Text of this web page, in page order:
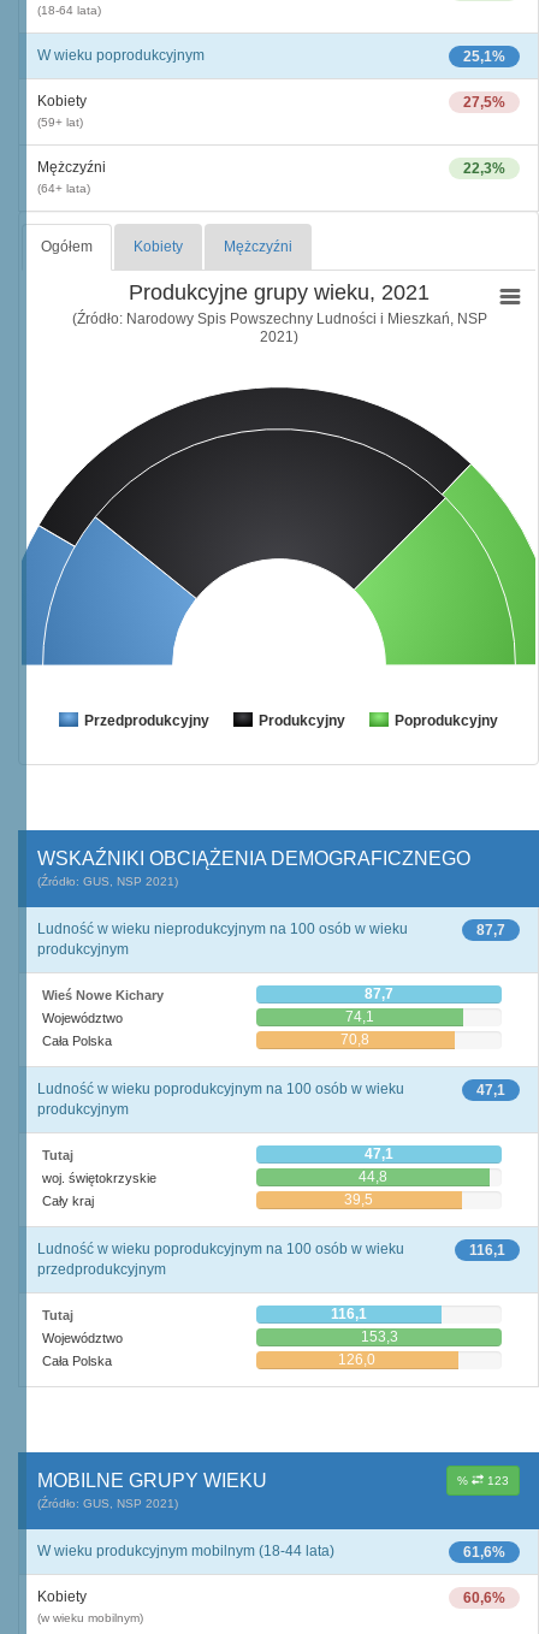
(18-64 lata)
25,1%
W wieku poprodukcyjnym
27,5%
Kobiety
(59+ lat)
22,3%
Mężczyźni
(64+ lata)
Ogółem Kobiety Mężczyźni
Produkcyjne grupy wieku, 2021
(Źródło: Narodowy Spis Powszechny Ludności i Mieszkań, NSP
2021)
Przedprodukcyjny Produkcyjny Poprodukcyjny
WSKAŹNIKI OBCIĄŻENIA DEMOGRAFICZNEGO
(Źródło: GUS, NSP 2021)
87,7
Ludność w wieku nieprodukcyjnym na 100 osób w wieku
produkcyjnym
Wieś Nowe Kichary 87,7
Województwo 74,1
Cała Polska 70,8
47,1
Ludność w wieku poprodukcyjnym na 100 osób w wieku
produkcyjnym
Tutaj 47,1
woj. świętokrzyskie 44,8
Cały kraj 39,5
116,1
Ludność w wieku poprodukcyjnym na 100 osób w wieku
przedprodukcyjnym
Tutaj 116,1
Województwo 153,3
Cała Polska 126,0
% 123
MOBILNE GRUPY WIEKU
(Źródło: GUS, NSP 2021)
61,6%
W wieku produkcyjnym mobilnym (18-44 lata)
60,6%
Kobiety
(w wieku mobilnym)